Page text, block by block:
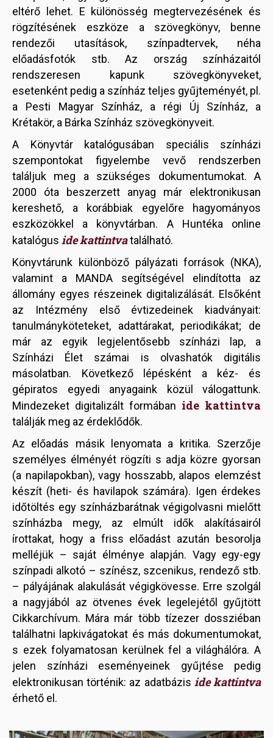
eltérő lehet. E különösség megtervezésének és
rögzítésének eszköze a szövegkönyv, benne
rendezői utasítások, színpadtervek, néha
előadásfotók stb. Az ország színházaitól
rendszeresen kapunk szövegkönyveket,
esetenként pedig a színház teljes gyűjteményét, pl.
a Pesti Magyar Színház, a régi Új Színház, a
Krétakör, a Bárka Színház szövegkönyveit.
A Könyvtár katalógusában speciális színházi
szempontokat figyelembe vevő rendszerben
találjuk meg a szükséges dokumentumokat. A
2000 óta beszerzett anyag már elektronikusan
kereshető, a korábbiak egyelőre hagyományos
eszközökkel a könyvtárban. A Huntéka online
katalógus ide kattintvatalálható.
Könyvtárunk különböző pályázati források (NKA),
valamint a MANDA segítségével elindította az
állomány egyes részeinek digitalizálását. Elsőként
az Intézmény első évtizedeinek kiadványait:
tanulmányköteteket, adattárakat, periodikákat; de
már az egyik legjelentősebb színházi lap, a
Színházi Élet számai is olvashatók digitális
másolatban. Következő lépésként a kéz- és
gépiratos egyedi anyagaink közül válogattunk.
Mindezeket digitalizált formában ide kattintva
találják meg az érdeklődők.
Az előadás másik lenyomata a kritika. Szerzője
személyes élményét rögzíti s adja közre gyorsan
(a napilapokban), vagy hosszabb, alapos elemzést
készít (heti- és havilapok számára). Igen érdekes
időtöltés egy színházbarátnak végigolvasni mielőtt
színházba megy, az elmúlt idők alakításairól
írottakat, hogy a friss előadást azután besorolja
melléjük – saját élménye alapján. Vagy egy-egy
színpadi alkotó – színész, szcenikus, rendező stb.
– pályájának alakulását végigkövesse. Erre szolgál
a nagyjából az ötvenes évek legelejétől gyűjtött
Cikkarchívum. Mára már több tízezer dossziéban
találhatni lapkivágatokat és más dokumentumokat,
s ezek folyamatosan kerülnek fel a világhálóra. A
jelen színházi eseményeinek gyűjtése pedig
elektronikusan történik: az adatbázis ide kattintva
érhető el.
Image